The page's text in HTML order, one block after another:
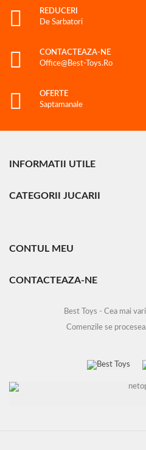
REDUCERI
De Sarbatori
CONTACTEAZA-NE
Office@best-Toys.ro
OFERTE
Saptamanale
INFORMATII UTILE
CATEGORII JUCARII
CONTUL MEU
CONTACTEAZA-NE
Best Toys - Cea mai
Comenzile se